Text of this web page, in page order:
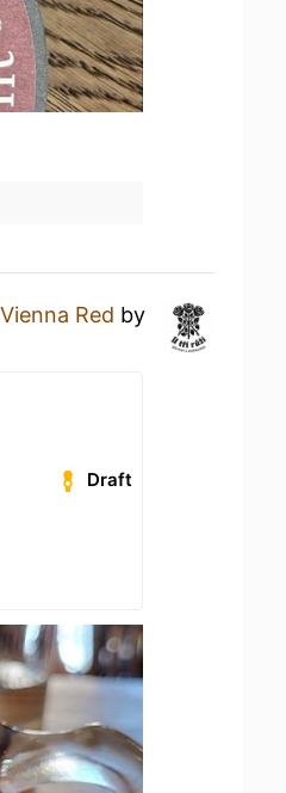
Red by
Draft